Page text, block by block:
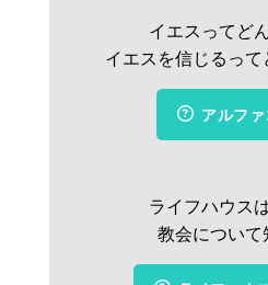
イエスってど
イエスを信じるって
アルフ
ライフハウス
教会について